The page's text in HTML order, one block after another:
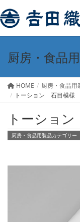
厨房・食品
HOME 厨房・食品用
トーション 石目模様
トーショ
厨房・食品用製品カテゴリー